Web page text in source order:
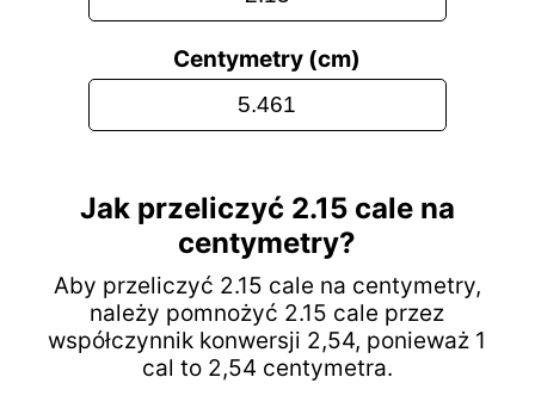
Centymetry (cm)
Jak przeliczyć 2.15 cale na
centymetry?
Aby przeliczyć 2.15 cale na centymetry,
należy pomnożyć 2.15 cale przez
współczynnik konwersji 2,54, ponieważ 1
cal to 2,54 centymetra.